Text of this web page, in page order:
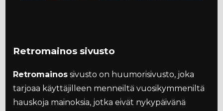
Retromainos sivusto
Retromainos sivusto on huumorisivusto, joka
tarjoaa käyttäjilleen menneiltä vuosikymmeniltä
hauskoja mainoksia, jotka eivät nykypäivänä